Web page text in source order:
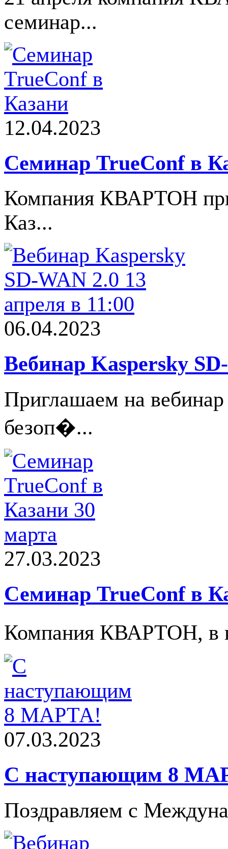
семинар...
12.04.2023
Cеминар TrueConf в
Компания КВАРТОН
Каз...
06.04.2023
Вебинар Kaspersky
Приглашаем на
безоп�...
27.03.2023
Семинар TrueConf в
Компания КВАРТОН, в
07.03.2023
С наступающим 8
Поздравляем с